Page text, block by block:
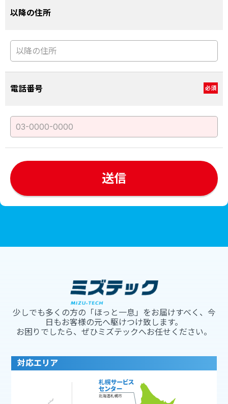
以降の住所
電話番号 必須
少しでも多くの方の「ほっと一息」をお届けすべく、今
日もお客様の元へ駆けつけ致します。
お困りでしたら、ぜひミズテックへお任せください。
対応エリア